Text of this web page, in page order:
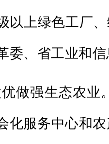
以上绿色工厂
委、省工业和
做强生态农业
化服务中心和